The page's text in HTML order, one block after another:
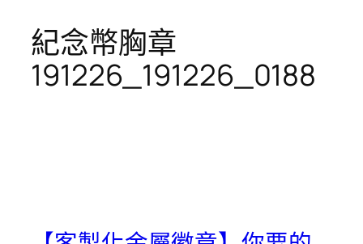
紀念幣胸章
191226_191226_0188